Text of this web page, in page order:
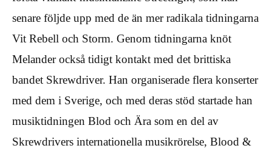
senare följde upp med de än mer radikala tidningarna
Vit Rebell och Storm. Genom tidningarna knöt
Melander också tidigt kontakt med det brittiska
bandet Skrewdriver. Han organiserade flera konserter
med dem i Sverige, och med deras stöd startade han
musiktidningen Blod och Ära som en del av
Skrewdrivers internationella musikrörelse, Blood &